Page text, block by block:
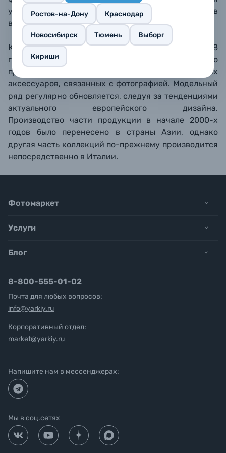
Ростов-на-Дону Краснодар
Новосибирск Тюмень Выборг
Кириши
установки на столе или книжной полке как в
вертикальном, так и в горизонтальном виде.
Компания ZEP s.r.l. была основана в Италии в 1988
году как небольшое семейное предприятие по
производству рамок, альбомов и других
аксессуаров, связанных с фотографией. Модельный
ряд регулярно обновляется, следуя за тенденциями
актуального европейского дизайна.
Производство части продукции в начале 2000-х
годов было перенесено в страны Азии, однако
другая часть коллекций по-прежнему производится
непосредственно в Италии.
Фотомаркет
Услуги
Блог
8-800-555-01-02
Почта для любых вопросов:
info@yarkiy.ru
Корпоративный отдел:
market@yarkiy.ru
Напишите нам в мессенджерах:
Мы в соц.сетях